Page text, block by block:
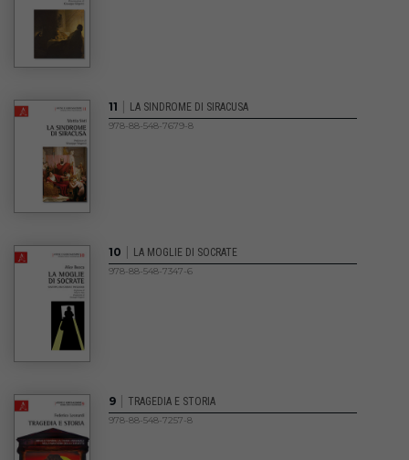
11 | LA SINDROME DI SIRACUSA
978-88-548-7679-8
10 LA MOGLIE DI SOCRATE
978-88-548-7347-6
9 | TRAGEDIA E STORIA
978-88-548-7257-8